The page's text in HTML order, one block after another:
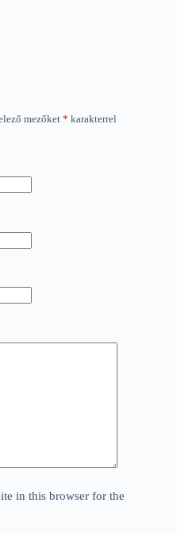
mezőket * karakterrel
in this browser for the